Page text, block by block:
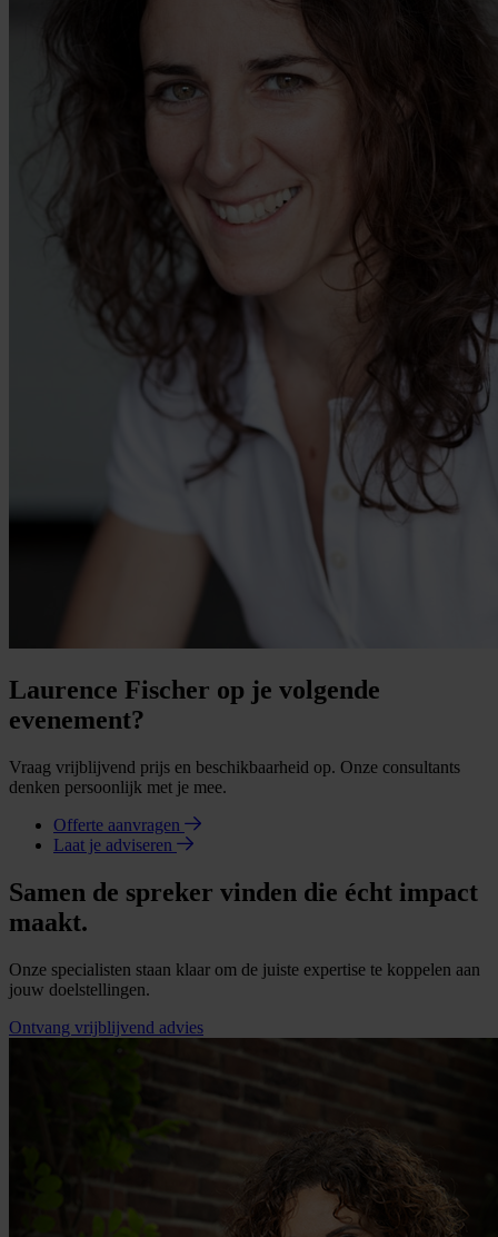
Laurence Fischer op je volgende
evenement?
Vraag vrijblijvend prijs en beschikbaarheid op. Onze consultants
denken persoonlijk met je mee.
Offerte aanvragen
Laat je adviseren
Samen de spreker vinden die écht impact
maakt.
Onze specialisten staan klaar om de juiste expertise te koppelen aan
jouw doelstellingen.
Ontvang vrijblijvend advies